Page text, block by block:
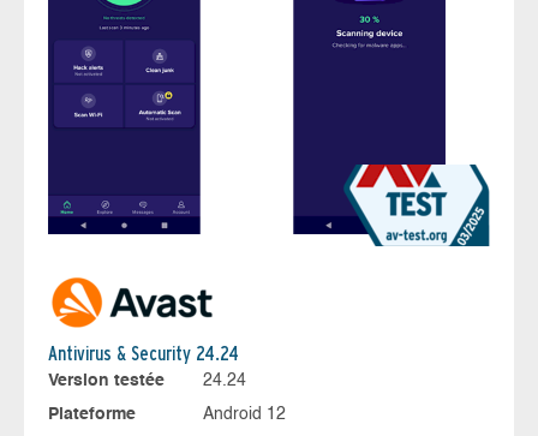
Antivirus & Security 24.24
Version testée
24.24
Plateforme
Android 12